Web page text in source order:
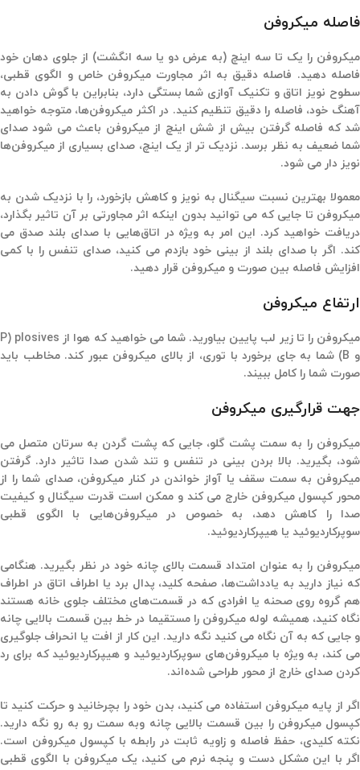
فاصله میکروفن
میکروفن را یک تا سه اینچ (به عرض دو یا سه انگشت) از جلوی دهان خود
فاصله دهید. فاصله دقیق به اثر مجاورت میکروفن خاص و الگوی قطبی،
سطوح نویز اتاق و تکنیک آوازی شما بستگی دارد، بنابراین با گوش دادن به
آهنگ خود، فاصله را دقیق تنظیم کنید. در اکثر میکروفن‌ها، متوجه خواهید
شد که فاصله گرفتن بیش از شش اینچ از میکروفن باعث می شود صدای
شما ضعیف به نظر برسد. نزدیک تر از یک اینچ، صدای بسیاری از میکروفن‌ها
نویز دار می شود.
معمولا بهترین نسبت سیگنال به نویز و کاهش بازخورد، را با نزدیک شدن به
میکروفن تا جایی که می توانید بدون اینکه اثر مجاورتی بر آن تاثیر بگذارد،
دریافت خواهید کرد. این امر به ویژه در اتاق‌هایی با صدای بلند صدق می
کند. اگر با صدای بلند از بینی خود بازدم می کنید، صدای تنفس را با کمی
افزایش فاصله بین صورت و میکروفن قرار دهید.
ارتفاع میکروفن
میکروفن را تا زیر لب پایین بیاورید. شما می خواهید که هوا از plosives (P
و B) شما به جای برخورد با توری، از بالای میکروفن عبور کند. مخاطب باید
صورت شما را کامل ببیند.
جهت قرارگیری میکروفن
میکروفن را به سمت پشت گلو، جایی که پشت گردن به سرتان متصل می
شود، بگیرید. بالا بردن بینی در تنفس و تند شدن صدا تاثیر دارد. گرفتن
میکروفن به سمت سقف یا آواز خواندن در کنار میکروفن، صدای شما را از
محور کپسول میکروفن خارج می کند و ممکن است قدرت سیگنال و کیفیت
صدا را کاهش دهد، به خصوص در میکروفن‌هایی با الگوی قطبی
سوپرکاردیوئید یا هیپرکاردیوئید.
میکروفن را به عنوان امتداد قسمت بالای چانه خود در نظر بگیرید. هنگامی
که نیاز دارید به یادداشت‌ها، صفحه کلید، پدال برد یا اطراف اتاق در اطراف
هم گروه روی صحنه یا افرادی که در قسمت‌های مختلف جلوی خانه هستند
نگاه کنید، همیشه لوله میکروفن را مستقیما در خط بین قسمت بالایی چانه
و جایی که به آن نگاه می کنید نگه دارید. این کار از افت یا انحراف جلوگیری
می کند، به ویژه با میکروفن‌های سوپرکاردیوئید و هیپرکاردیوئید که برای رد
کردن صدای خارج از محور طراحی شده‌اند.
اگر از پایه میکروفن استفاده می کنید، بدن خود را بچرخانید و حرکت کنید تا
کپسول میکروفن را بین قسمت بالایی چانه وبه سمت رو به رو نگه دارید.
نکته کلیدی، حفظ فاصله و زاویه ثابت در رابطه با کپسول میکروفن است.
اگر با این مشکل دست و پنجه نرم می کنید، یک میکروفن با الگوی قطبی